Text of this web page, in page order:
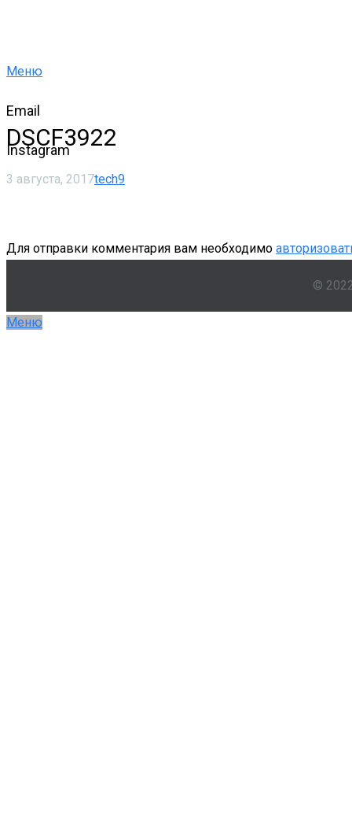
Меню
Email
Instagram
DSCF3922
3 августа, 2017tech9
Для отправки комментария вам необходимо
©
Меню